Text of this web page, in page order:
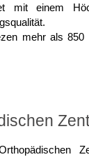
mit einem
mehr als 850